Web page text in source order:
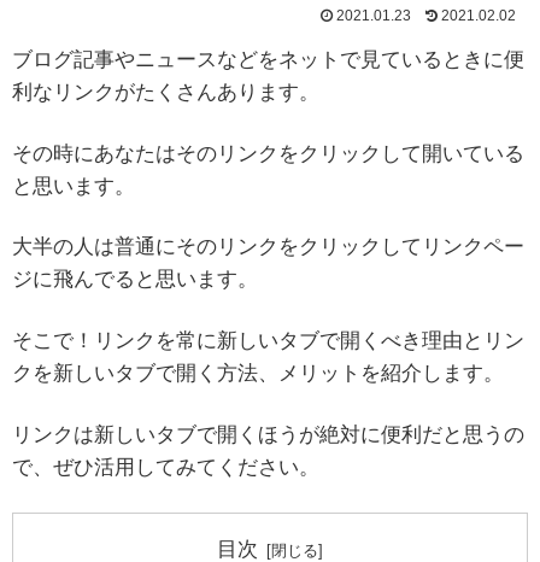
2021.01.23 2021.02.02
ブログ記事やニュースなどをネットで見ているときに便
利なリンクがたくさんあります。
その時にあなたはそのリンクをクリックして開いている
と思います。
大半の人は普通にそのリンクをクリックしてリンクペー
ジに飛んでると思います。
そこで！リンクを常に新しいタブで開くべき理由とリン
クを新しいタブで開く方法、メリットを紹介します。
リンクは新しいタブで開くほうが絶対に便利だと思うの
で、ぜひ活用してみてください。
目次